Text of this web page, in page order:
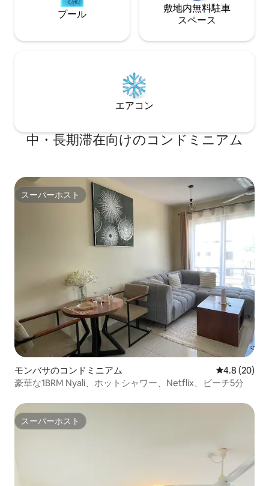
プール
敷地内無料駐⁠車
ス⁠ペ⁠ー⁠ス
エアコン
中・長期滞在向けのコンドミニアム
スーパーホスト
スーパーホスト
モンバサのコンドミニアム レビュー20
4.8 (20)
豪華な1BRM Nyali、ホットシャワー、Netflix、ビーチ5分
スーパーホスト
スーパーホスト